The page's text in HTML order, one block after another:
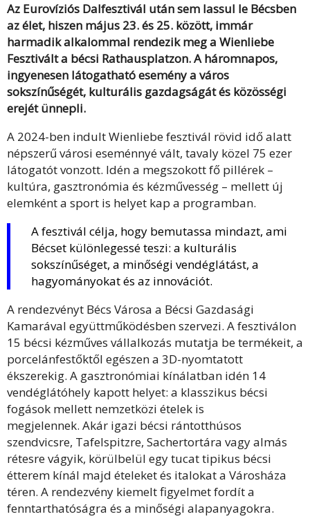
Az Eurovíziós Dalfesztivál után sem lassul le Bécsben
az élet, hiszen május 23. és 25. között, immár
harmadik alkalommal rendezik meg a Wienliebe
Fesztivált a bécsi Rathausplatzon. A háromnapos,
ingyenesen látogatható esemény a város
sokszínűségét, kulturális gazdagságát és közösségi
erejét ünnepli.
A 2024-ben indult Wienliebe fesztivál rövid idő alatt
népszerű városi eseménnyé vált, tavaly közel 75 ezer
látogatót vonzott. Idén a megszokott fő pillérek –
kultúra, gasztronómia és kézművesség – mellett új
elemként a sport is helyet kap a programban.
A fesztivál célja, hogy bemutassa mindazt, ami
Bécset különlegessé teszi: a kulturális
sokszínűséget, a minőségi vendéglátást, a
hagyományokat és az innovációt.
A rendezvényt Bécs Városa a Bécsi Gazdasági
Kamarával együttműködésben szervezi. A fesztiválon
15 bécsi kézműves vállalkozás mutatja be termékeit, a
porcelánfestőktől egészen a 3D-nyomtatott
ékszerekig. A gasztronómiai kínálatban idén 14
vendéglátóhely kapott helyet: a klasszikus bécsi
fogások mellett nemzetközi ételek is
megjelennek. Akár igazi bécsi rántotthúsos
szendvicsre, Tafelspitzre, Sachertortára vagy almás
rétesre vágyik, körülbelül egy tucat tipikus bécsi
étterem kínál majd ételeket és italokat a Városháza
téren. A rendezvény kiemelt figyelmet fordít a
fenntarthatóságra és a minőségi alapanyagokra.